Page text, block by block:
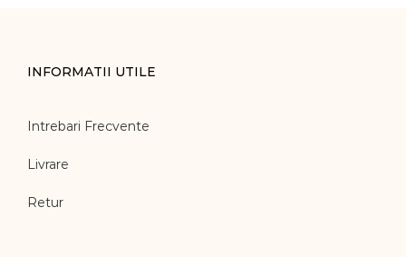
INFORMATII UTILE
Intrebari Frecvente
Livrare
Retur